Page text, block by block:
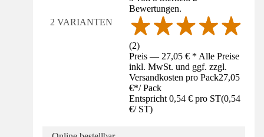
2 VARIANTEN
Bewertungen.
(2)
Preis — 27,05 € * Alle Preise
inkl. MwSt. und ggf. zzgl.
Versandkosten pro Pack27,05
€*/ Pack
Entspricht 0,54 € pro ST(0,54
€/ ST)